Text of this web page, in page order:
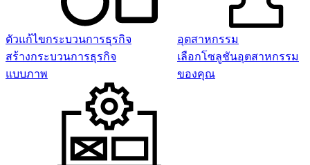
ตัวแก้ไขกระบวนการธุรกิจ
สร้างกระบวนการธุรกิจ
แบบภาพ
อุตสาหกรรม
เลือกโซลูชันอุตสาหกรรม
ของคุณ